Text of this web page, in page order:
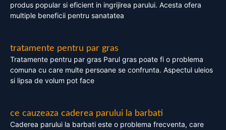
produs popular si eficient in ingrijirea parului. Acesta ofera
multiple beneficii pentru sanatatea
tratamente pentru par gras
Tratamente pentru par gras Parul gras poate fi o problema
comuna cu care multe persoane se confrunta. Aspectul uleios
si lipsa de volum pot face
ce cauzeaza caderea parului la barbati
Caderea parului la barbati este o problema frecventa, care